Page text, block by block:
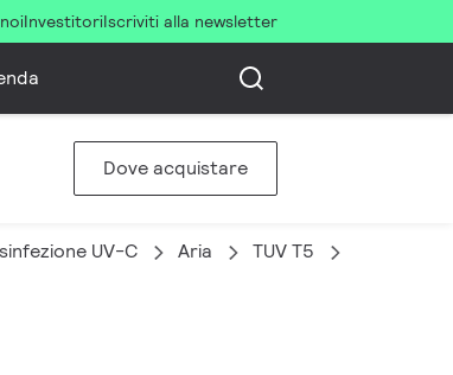
InvestitoriIscriviti alla newsletter
Dove acquistare
UV-C Aria TUV T5